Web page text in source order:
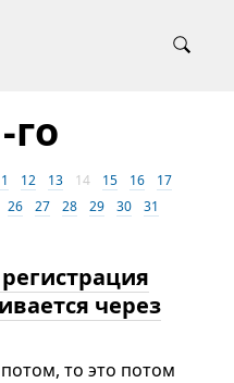
го
12 13 14 15 16
17
26 27 28 29 30 31
через
то это потом